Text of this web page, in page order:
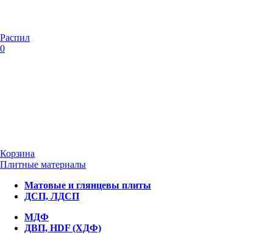
Распил
0
Корзина
Плитные материалы
Матовые и глянцевы плиты
ДСП, ЛДСП
МДФ
ДВП, HDF (ХДФ)